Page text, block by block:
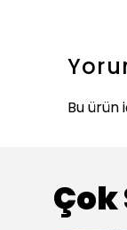
Bu ürün